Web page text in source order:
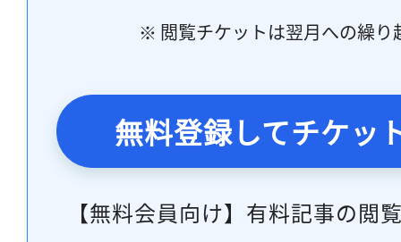
※ 閲覧チケットは翌月への繰り
無料登録してチケッ
【無料会員向け】有料記事の閲